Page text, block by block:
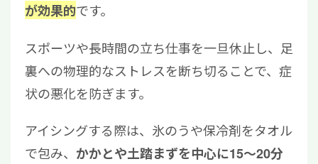
が効果的です。
スポーツや長時間の立ち仕事を一旦休止し、足
裏への物理的なストレスを断ち切ることで、症
状の悪化を防ぎます。
アイシングする際は、氷のうや保冷剤をタオル
で包み、 かかとや土踏まずを中心に15〜20分